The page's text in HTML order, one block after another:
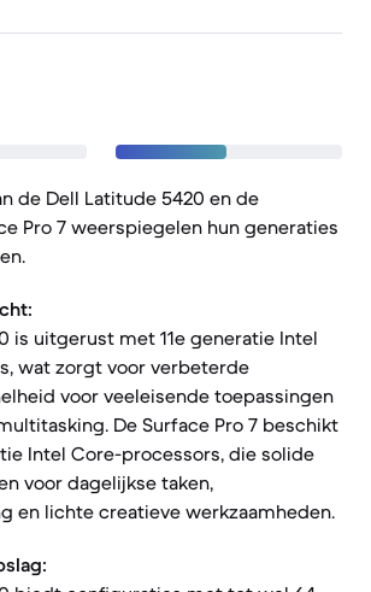
de Dell Latitude 5420 en de
Pro 7 weerspiegelen hun generaties
is uitgerust met 11e generatie Intel
wat zorgt voor verbeterde
voor veeleisende toepassingen
De Surface Pro 7 beschikt
Intel Core-processors, die solide
voor dagelijkse taken,
en lichte creatieve werkzaamheden.